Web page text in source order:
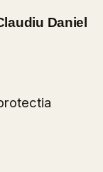
Daniel